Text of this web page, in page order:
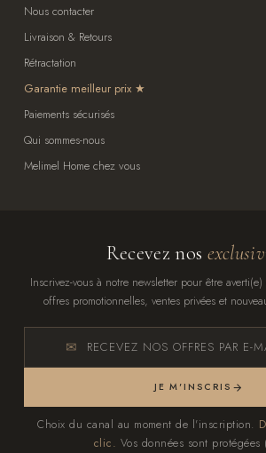
Nous contacter
Livraison & Retours
Rétractation
Garantie meilleur prix
Paiements sécurisés
Qui sommes-nous
Melimel Home chez vous
Recevez nos
Inscrivez-vous à notre newsletter pour être
offres promotionnelles, ventes privées et
RECEVEZ NOS OFFRES PAR E-
JE M'INSCRIS
Choix du canal au moment de l'inscription.
clic. Vos données sont protégées